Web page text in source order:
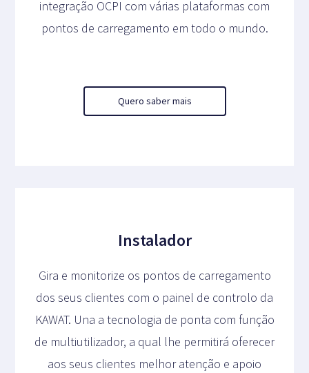
integração OCPI com várias plataformas com
pontos de carregamento em todo o mundo.
Quero saber mais
Instalador
Gira e monitorize os pontos de carregamento
dos seus clientes com o painel de controlo da
KAWAT. Una a tecnologia de ponta com função
de multiutilizador, a qual lhe permitirá oferecer
aos seus clientes melhor atenção e apoio